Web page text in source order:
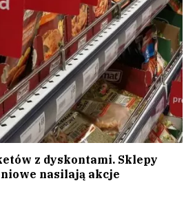
z dyskontami. Sklepy
nasilają akcje